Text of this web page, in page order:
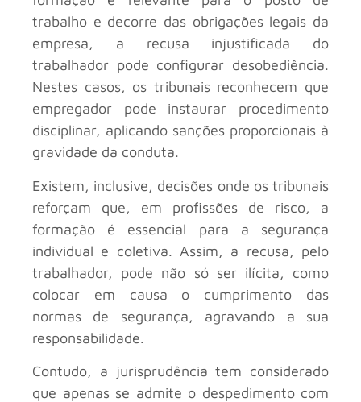
trabalho e decorre das obrigações legais da
empresa, a recusa injustificada do
trabalhador pode configurar desobediência.
Nestes casos, os tribunais reconhecem que
empregador pode instaurar procedimento
disciplinar, aplicando sanções proporcionais à
gravidade da conduta.
Existem, inclusive, decisões onde os tribunais
reforçam que, em profissões de risco, a
formação é essencial para a segurança
individual e coletiva. Assim, a recusa, pelo
trabalhador, pode não só ser ilícita, como
colocar em causa o cumprimento das
normas de segurança, agravando a sua
responsabilidade.
Contudo, a jurisprudência tem considerado
que apenas se admite o despedimento com